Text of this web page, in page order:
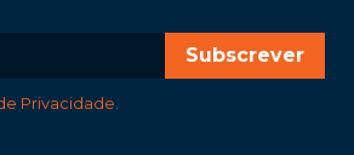
Subscrever
Privacidade.